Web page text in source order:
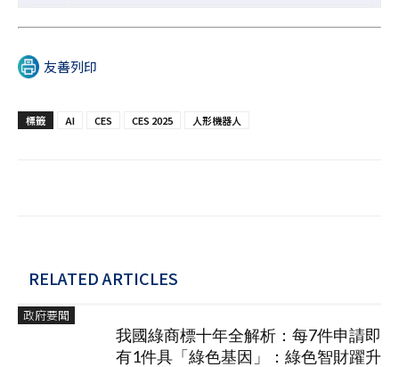
友善列印
標籤 AI CES CES 2025 人形機器人
RELATED ARTICLES
政府要聞
我國綠商標十年全解析：每7件申請即
有1件具「綠色基因」：綠色智財躍升